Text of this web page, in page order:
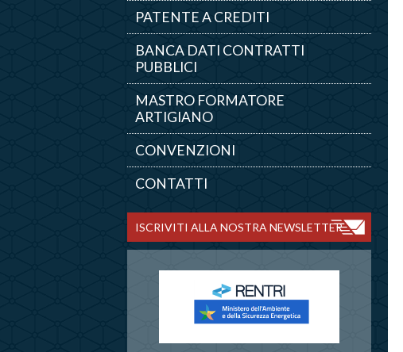
PATENTE A CREDITI
BANCA DATI CONTRATTI
PUBBLICI
MASTRO FORMATORE
ARTIGIANO
CONVENZIONI
CONTATTI
ISCRIVITI ALLA NOSTRA NEWSLETTER